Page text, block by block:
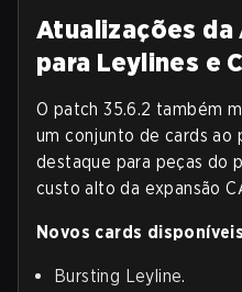
Atualizações
para Leylines e
O patch 35.6.2 também
um conjunto de cards ao
destaque para peças do
custo alto da expansão
Novos cards
Bursting Leyline.